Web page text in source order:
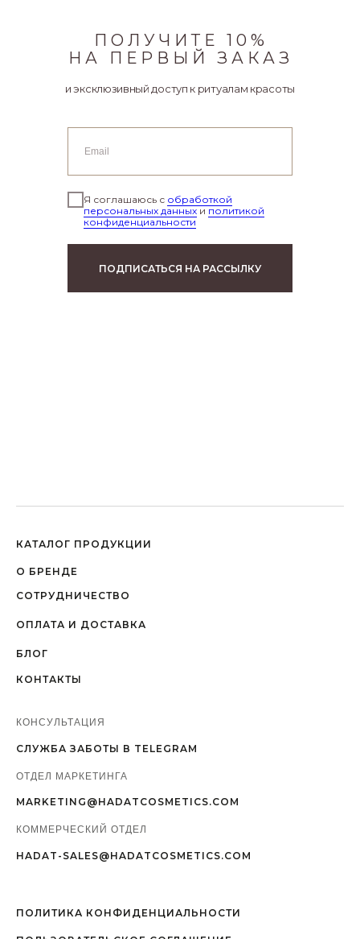
ПОЛУЧИТЕ 10%
НА ПЕРВЫЙ ЗАКАЗ
и эксклюзивный доступ к ритуалам красоты
Я соглашаюсь с обработкой
персональных данных и политикой
конфиденциальности
ПОДПИСАТЬСЯ НА РАССЫЛКУ
СОТРУДНИЧЕСТВО
О БРЕНДЕ
КАТАЛОГ ПРОДУКЦИИ
ПОЛИТИКА КОНФИДЕНЦИАЛЬНОСТИ
MARKETING@HADATCOSMETICS.COM
HADAT-SALES@HADATCOSMETICS.COM
СЛУЖБА ЗАБОТЫ В TELEGRAM
БЛОГ
КОНТАКТЫ
ОПЛАТА И ДОСТАВКА
КОНСУЛЬТАЦИЯ
ОТДЕЛ МАРКЕТИНГА
КОММЕРЧЕСКИЙ ОТДЕЛ